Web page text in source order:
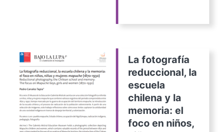
La fotografía
reduccional, la
escuela
chilena y la
memoria: el
foco en niños,